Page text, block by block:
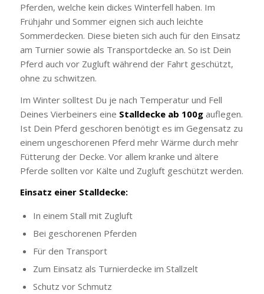
Pferden, welche kein dickes Winterfell haben. Im
Frühjahr und Sommer eignen sich auch leichte
Sommerdecken. Diese bieten sich auch für den Einsatz
am Turnier sowie als Transportdecke an. So ist Dein
Pferd auch vor Zugluft während der Fahrt geschützt,
ohne zu schwitzen.
Im Winter solltest Du je nach Temperatur und Fell
Deines Vierbeiners eine Stalldecke ab 100gauflegen.
Ist Dein Pferd geschoren benötigt es im Gegensatz zu
einem ungeschorenen Pferd mehr Wärme durch mehr
Fütterung der Decke. Vor allem kranke und ältere
Pferde sollten vor Kälte und Zugluft geschützt werden.
Einsatz einer Stalldecke:
In einem Stall mit Zugluft
Bei geschorenen Pferden
Für den Transport
Zum Einsatz als Turnierdecke im Stallzelt
Schutz vor Schmutz